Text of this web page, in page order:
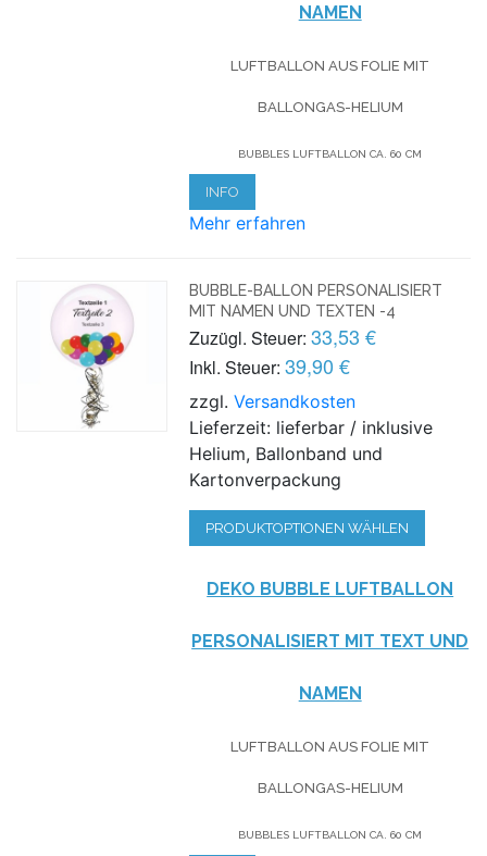
NAMEN
LUFTBALLON AUS FOLIE MIT
BALLONGAS-HELIUM
BUBBLES LUFTBALLON CA. 60 CM
INFO
Mehr erfahren
BUBBLE-BALLON PERSONALISIERT
MIT NAMEN UND TEXTEN -4
Zuzügl. Steuer: 33,53 €
Inkl. Steuer: 39,90 €
zzgl.Versandkosten
Lieferzeit: lieferbar / inklusive
Helium, Ballonband und
Kartonverpackung
PRODUKTOPTIONEN WÄHLEN
DEKO BUBBLE LUFTBALLON
PERSONALISIERT MIT TEXT UND
NAMEN
LUFTBALLON AUS FOLIE MIT
BALLONGAS-HELIUM
BUBBLES LUFTBALLON CA. 60 CM